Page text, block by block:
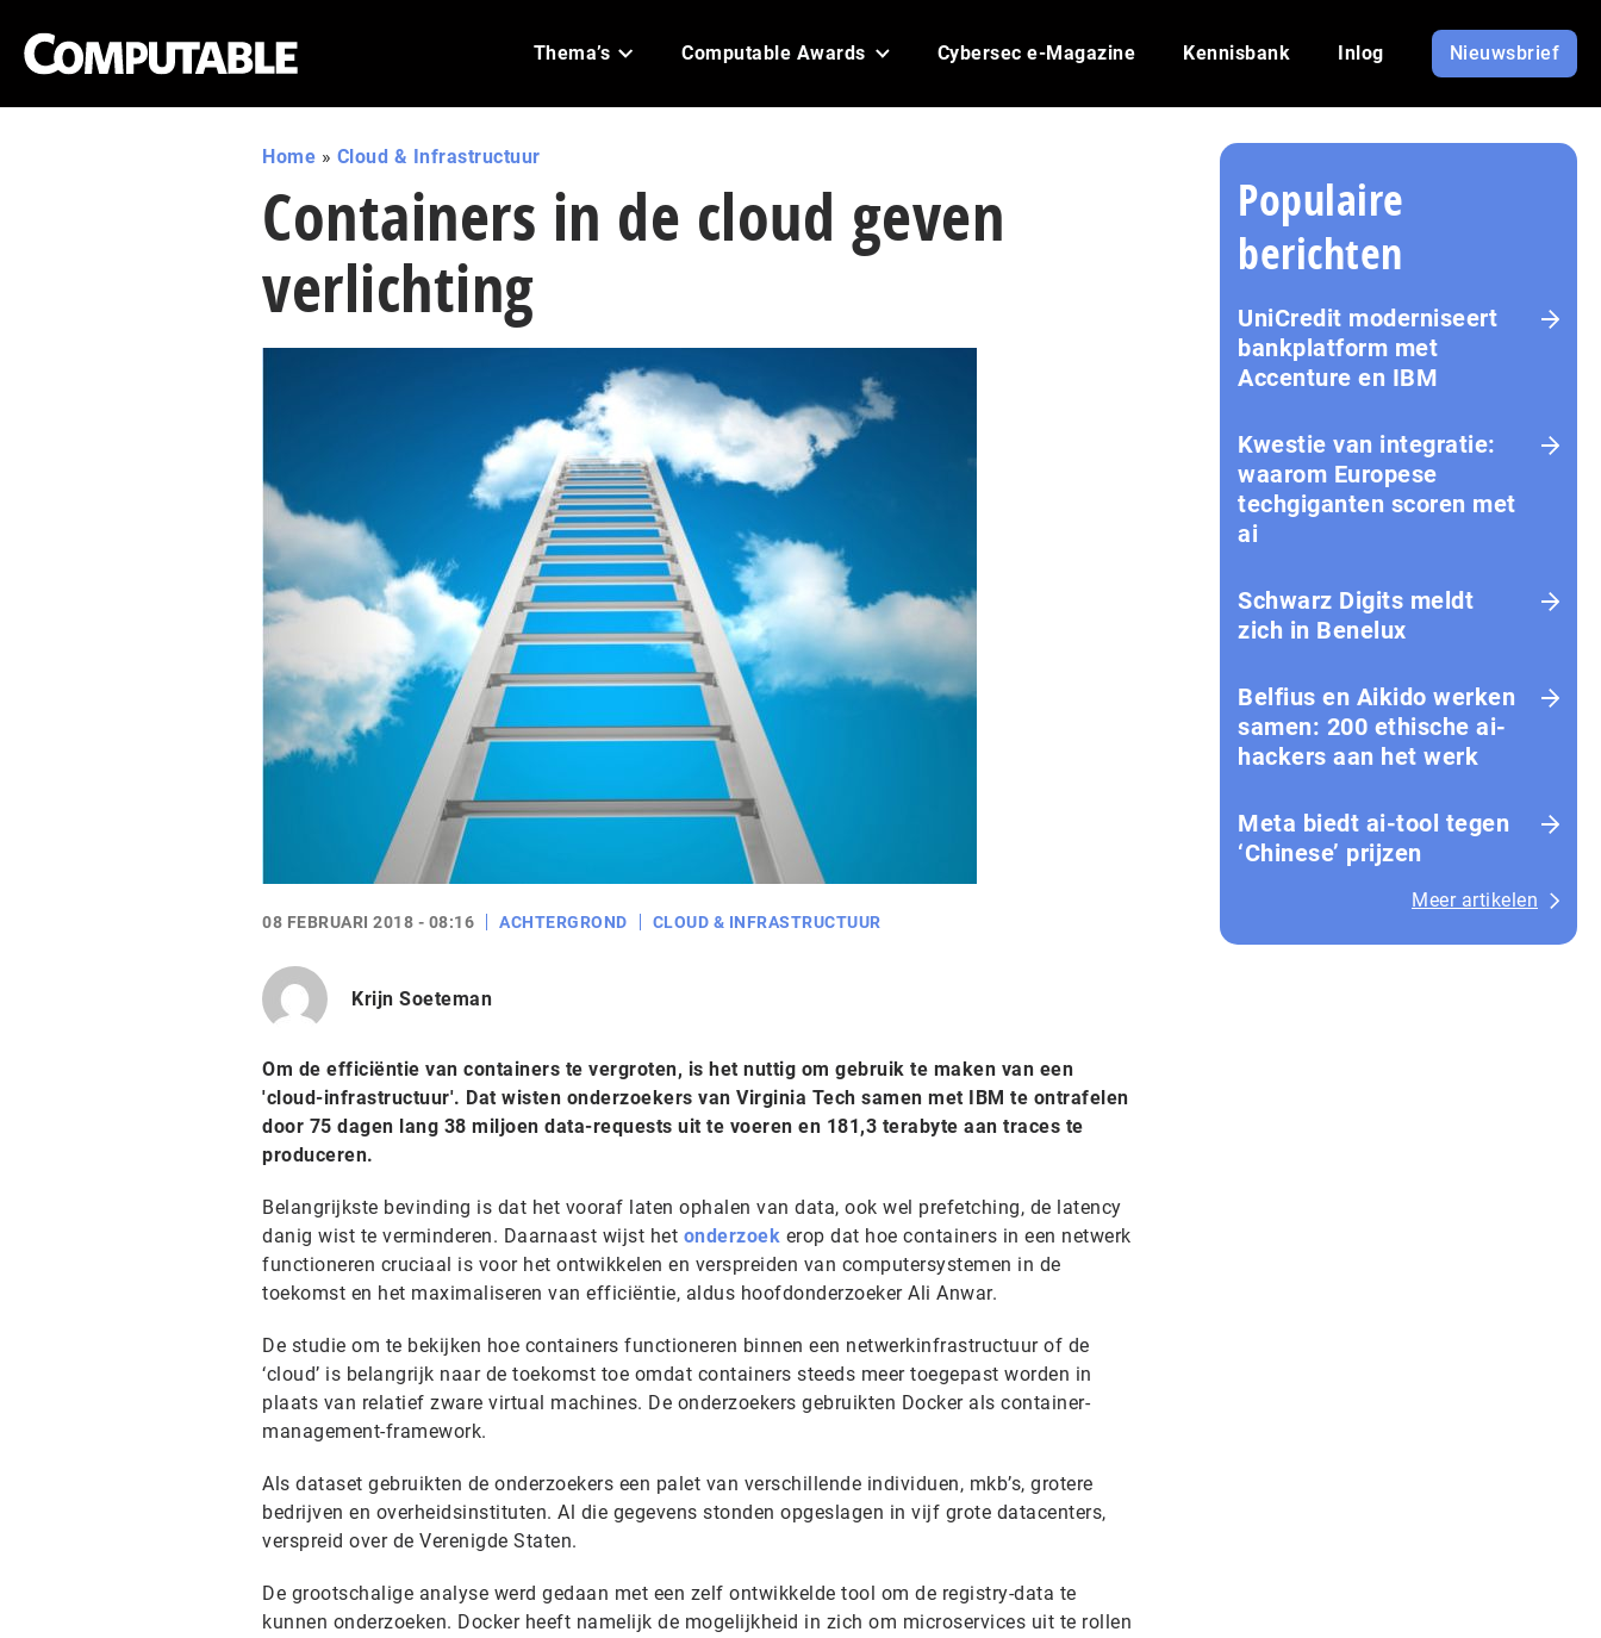
Thema’s Computable Awards Cybersec e-Magazine Kennisbank Inlog Nieuwsbrief
Home » Cloud & Infrastructuur
Containers in de cloud geven
verlichting
08 FEBRUARI 2018 - 08:16 ACHTERGROND CLOUD & INFRASTRUCTUUR
Krijn Soeteman
Om de efficiëntie van containers te vergroten, is het nuttig om gebruik te maken van een
'cloud-infrastructuur'. Dat wisten onderzoekers van Virginia Tech samen met IBM te ontrafelen
door 75 dagen lang 38 miljoen data-requests uit te voeren en 181,3 terabyte aan traces te
produceren.
Belangrijkste bevinding is dat het vooraf laten ophalen van data, ook wel prefetching, de latency
danig wist te verminderen. Daarnaast wijst het onderzoek erop dat hoe containers in een netwerk
functioneren cruciaal is voor het ontwikkelen en verspreiden van computersystemen in de
toekomst en het maximaliseren van efficiëntie, aldus hoofdonderzoeker Ali Anwar.
De studie om te bekijken hoe containers functioneren binnen een netwerkinfrastructuur of de
‘cloud’ is belangrijk naar de toekomst toe omdat containers steeds meer toegepast worden in
plaats van relatief zware virtual machines. De onderzoekers gebruikten Docker als container-
management-framework.
Als dataset gebruikten de onderzoekers een palet van verschillende individuen, mkb’s, grotere
bedrijven en overheidsinstituten. Al die gegevens stonden opgeslagen in vijf grote datacenters,
verspreid over de Verenigde Staten.
De grootschalige analyse werd gedaan met een zelf ontwikkelde tool om de registry-data te
kunnen onderzoeken. Docker heeft namelijk de mogelijkheid in zich om microservices uit te rollen
Populaire
berichten
UniCredit moderniseert
bankplatform met
Accenture en IBM
Kwestie van integratie:
waarom Europese
techgiganten scoren met
ai
Schwarz Digits meldt
zich in Benelux
Belfius en Aikido werken
samen: 200 ethische ai-
hackers aan het werk
Meta biedt ai-tool tegen
‘Chinese’ prijzen
Meer artikelen